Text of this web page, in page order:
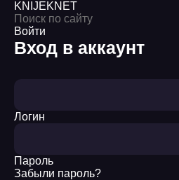
KNIJEKNET
Войти
Вход в аккаунт
Логин
Пароль
Забыли пароль?